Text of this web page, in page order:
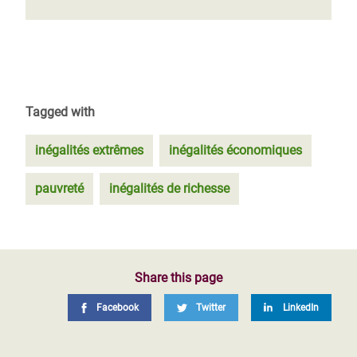
Tagged with
inégalités extrêmes inégalités économiques
pauvreté inégalités de richesse
Share this page
Facebook Twitter LinkedIn